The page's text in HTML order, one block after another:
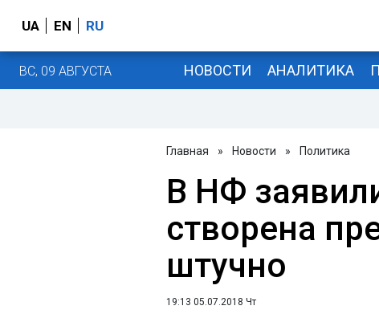
UA EN RU
ВС, 09 АВГУСТА НОВОСТИ АНАЛИТИКА
Главная » Новости » Политика
В НФ
створена
штучно
19:13 05.07.2018 Чт